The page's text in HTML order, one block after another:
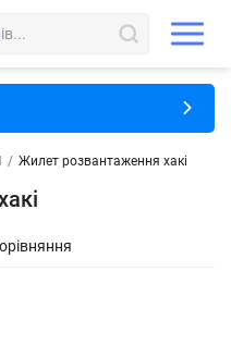
/ Жилет розвантаження хакі